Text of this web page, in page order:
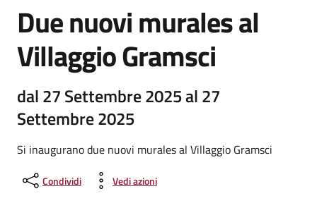
Due nuovi murales al
Villaggio Gramsci
dal 27 Settembre 2025 al 27
Settembre 2025
Si inaugurano due nuovi murales al Villaggio Gramsci
Condividi Vedi azioni